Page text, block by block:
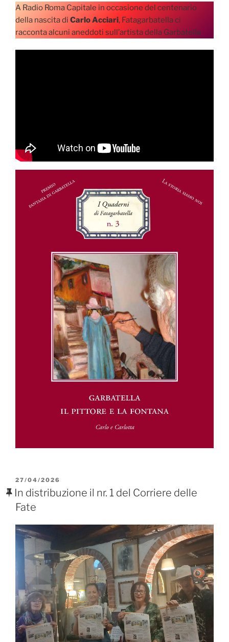
A Radio Roma Capitale in occasione del centenario
della nascita di Carlo Acciari, Fatagarbatella ci
racconta alcuni aneddoti sull’artista della Garbatella
PUBBLICATO
IL
27/04/2026
In distribuzione il nr. 1 del Corriere delle
Fate